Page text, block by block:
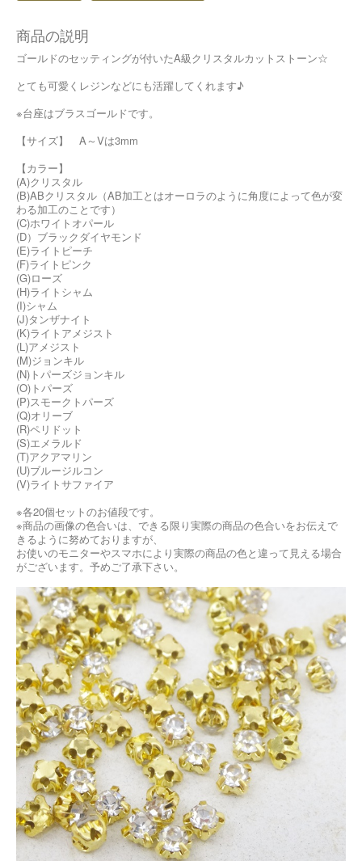
商品の説明
ゴールドのセッティングが付いたA級クリスタルカットストーン☆
とても可愛くレジンなどにも活躍してくれます♪
※台座はブラスゴールドです。
【サイズ】 A～Vは3mm
【カラー】
(A)クリスタル
(B)ABクリスタル（AB加工とはオーロラのように角度によって色が変
わる加工のことです）
(C)ホワイトオパール
(D）ブラックダイヤモンド
(E)ライトピーチ
(F)ライトピンク
(G)ローズ
(H)ライトシャム
(I)シャム
(J)タンザナイト
(K)ライトアメジスト
(L)アメジスト
(M)ジョンキル
(N)トパーズジョンキル
(O)トパーズ
(P)スモークトパーズ
(Q)オリーブ
(R)ペリドット
(S)エメラルド
(T)アクアマリン
(U)ブルージルコン
(V)ライトサファイア
※各20個セットのお値段です。
※商品の画像の色合いは、できる限り実際の商品の色合いをお伝えで
きるように努めておりますが、
お使いのモニターやスマホにより実際の商品の色と違って見える場合
がございます。予めご了承下さい。